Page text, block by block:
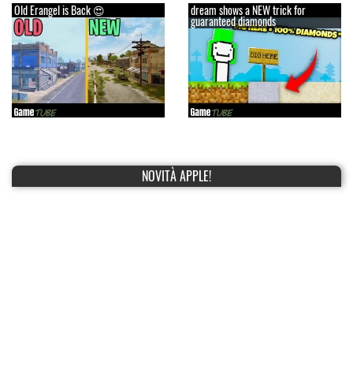
Old Erangel is Back 😍 dream shows a NEW trick for
guaranteed diamonds
NOVITÀ APPLE!